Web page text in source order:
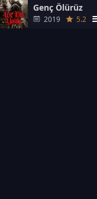
Genç Ölürüz
2019 5.2